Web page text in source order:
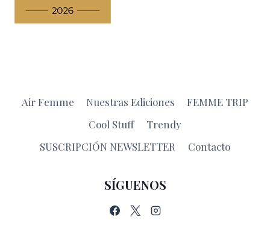
Air Femme Nuestras Ediciones
FEMME TRIP
Cool Stuff
Trendy
SUSCRIPCIÓN NEWSLETTER
Contacto
SÍGUENOS